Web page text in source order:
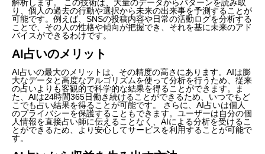
解析します。 この技術は、大量のデータからパターンを読み取
り、個人の過去の行動や選択から未来の出来事を予測することが
可能です。例えば、SNSの投稿内容や日常の活動ログを分析する
ことで、その人の性格や傾向が把握でき、それを基に未来のアド
バイスができるわけです。
AI占いのメリット
AI占いの最大のメリットは、その精度の高さにあります。AIは膨
大なデータと高度なアルゴリズムを使って分析を行うため、従来
の占いよりも客観的で科学的な結果を得ることができます。ま
た、AIは24時間365日働き続けることができるため、いつでもど
こでも占い結果を得ることが可能です。 さらに、AI占いは個人
のプライバシーを保護することもできます。ユーザーは自分の個
人情報を直接占い師に伝えることなく、AIによる分析を受けるこ
とができるため、より安心してサービスを利用することが可能で
す。